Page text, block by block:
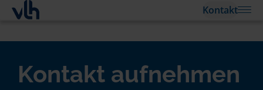
Kontakt
Kontakt aufnehmen